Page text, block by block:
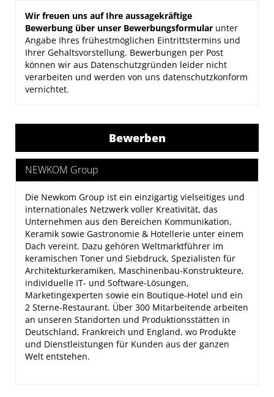
Wir freuen uns auf Ihre aussagekräftige
Bewerbung über unser Bewerbungsformular unter
Angabe Ihres frühestmöglichen Eintrittstermins und
Ihrer Gehaltsvorstellung. Bewerbungen per Post
können wir aus Datenschutzgründen leider nicht
verarbeiten und werden von uns datenschutzkonform
vernichtet.
Bewerben
NEWKOM Group
Die Newkom Group ist ein einzigartig vielseitiges und
internationales Netzwerk voller Kreativität, das
Unternehmen aus den Bereichen Kommunikation,
Keramik sowie Gastronomie & Hotellerie unter einem
Dach vereint. Dazu gehören Weltmarktführer im
keramischen Toner und Siebdruck, Spezialisten für
Architekturkeramiken, Maschinenbau-Konstrukteure,
individuelle IT- und Software-Lösungen,
Marketingexperten sowie ein Boutique-Hotel und ein
2 Sterne-Restaurant. Über 300 Mitarbeitende arbeiten
an unseren Standorten und Produktionsstätten in
Deutschland, Frankreich und England, wo Produkte
und Dienstleistungen für Kunden aus der ganzen
Welt entstehen.